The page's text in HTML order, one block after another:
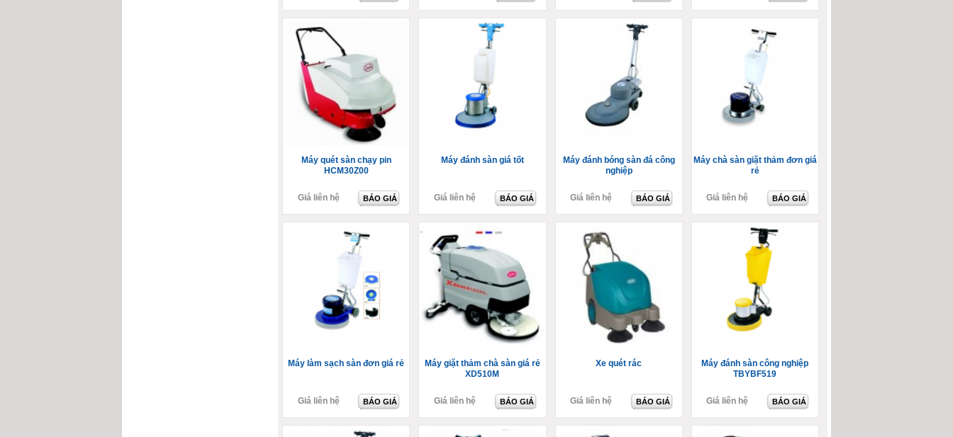
Máy quét sàn chạy pin
HCM30Z00
Giá liên hệ BÁO GIÁ
Máy đánh sàn giá tốt
Giá liên hệ BÁO GIÁ
Máy đánh bóng sàn đá công
nghiệp
Giá liên hệ BÁO GIÁ
Máy chà sàn giặt thảm đơn giá
rẻ
Giá liên hệ BÁO GIÁ
Máy làm sạch sàn đơn giá rẻ
Giá liên hệ BÁO GIÁ
Máy giặt thảm chà sàn giá rẻ
XD510M
Giá liên hệ BÁO GIÁ
Xe quét rác
Giá liên hệ BÁO GIÁ
Máy đánh sàn công nghiệp
TBYBF519
Giá liên hệ BÁO GIÁ